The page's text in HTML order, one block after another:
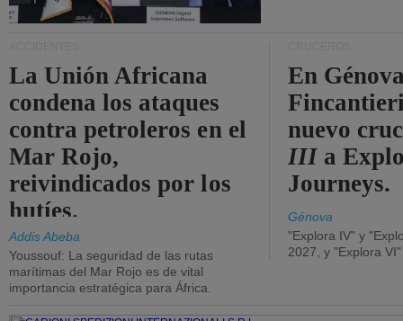
La Unión Africana
condena los ataques
contra petroleros en el
Mar Rojo,
reivindicados por los
hutíes.
Addis Abeba
Youssouf: La seguridad de las rutas
marítimas del Mar Rojo es de vital
importancia estratégica para África.
En
nuevo
III a
Journeys.
Génova
"Explora IV" y
2027, y "Explora